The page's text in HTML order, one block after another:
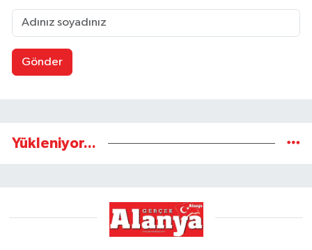
Gönder
Yükleniyor...